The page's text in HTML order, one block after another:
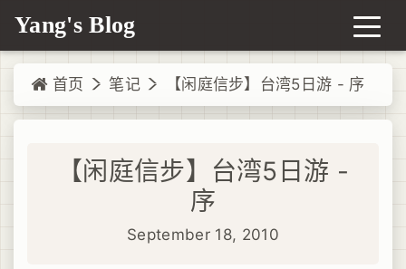
Yang's Blog
首页 笔记 【闲庭信步】台湾5日游 - 序
【闲庭信步】台湾5日游 -
序
September 18, 2010